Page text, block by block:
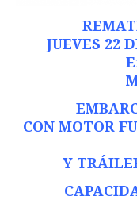
JUEVES 22
CON MOTOR
Y